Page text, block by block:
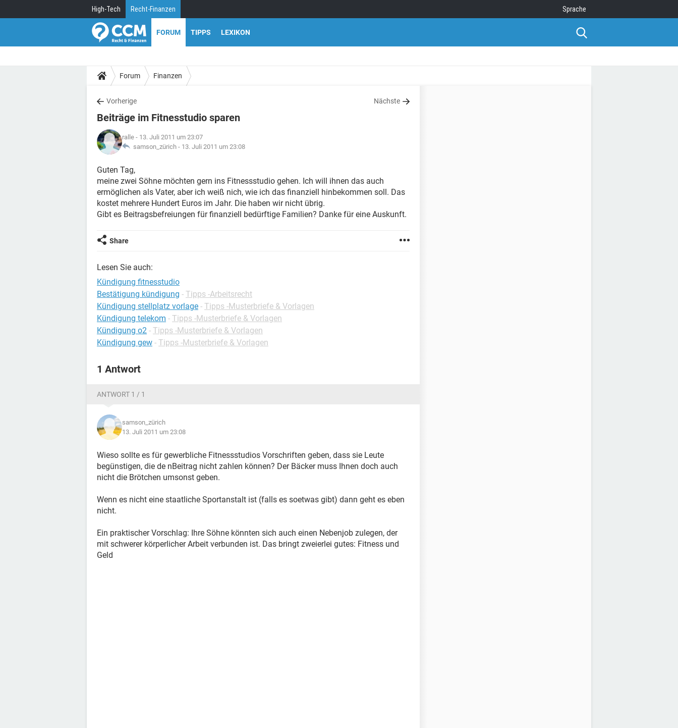
High-Tech Recht-Finanzen Sprache
FORUM TIPPS LEXIKON
Forum Finanzen
Vorherige Nächste
Beiträge im Fitnesstudio sparen
ralle - 13. Juli 2011 um 23:07
samson_zürich - 13. Juli 2011 um 23:08
Guten Tag,
meine zwei Söhne möchten gern ins Fitnessstudio gehen. Ich will ihnen das auch
ermöglichen als Vater, aber ich weiß nich, wie ich das finanziell hinbekommen soll. Das
kostet mehrere Hundert Euros im Jahr. Die haben wir nicht übrig.
Gibt es Beitragsbefreiungen für finanziell bedürftige Familien? Danke für eine Auskunft.
Share
Lesen Sie auch:
Kündigung fitnesstudio
Bestätigung kündigung - Tipps -Arbeitsrecht
Kündigung stellplatz vorlage - Tipps -Musterbriefe & Vorlagen
Kündigung telekom - Tipps -Musterbriefe & Vorlagen
Kündigung o2 - Tipps -Musterbriefe & Vorlagen
Kündigung gew - Tipps -Musterbriefe & Vorlagen
1 Antwort
ANTWORT 1 / 1
samson_zürich
13. Juli 2011 um 23:08
Wieso sollte es für gewerbliche Fitnessstudios Vorschriften geben, dass sie Leute
begünstigen, die de nBeitrag nicht zahlen können? Der Bäcker muss Ihnen doch auch
nicht die Brötchen umsonst geben.
Wenn es nicht eine staatliche Sportanstalt ist (falls es soetwas gibt) dann geht es eben
nicht.
Ein praktischer Vorschlag: Ihre Söhne könnten sich auch einen Nebenjob zulegen, der
mit schwerer körperlicher Arbeit verbunden ist. Das bringt zweierlei gutes: Fitness und
Geld